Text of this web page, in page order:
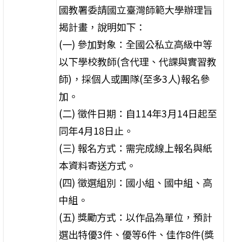
國教署委請國立臺灣師範大學辦理旨
揭計畫，說明如下：
(一) 參加對象：全國公私立高級中等
以下學校教師(含代理、代課與實習教
師)，採個人或團隊(至多3人)報名參
加。
(二) 徵件日期：自114年3月14日起至
同年4月18日止。
(三) 報名方式：需完成線上報名與紙
本資料寄送方式。
(四) 徵選組別：國小組、國中組、高
中組。
(五) 獎勵方式：以作品為單位，預計
選出特優3件、優等6件、佳作8件(獎